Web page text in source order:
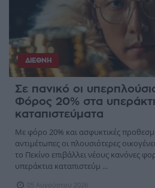
ΔΙΕΘΝΉ
Σε πανικό οι
Φόρος 20% στα
καταπιστεύματα
Με φόρο 20% και ασφυκτικές
αντιμέτωπες οι πλουσιότερες
το Πεκίνο επιβάλλει νέους κανόνες
υπεράκτια καταπιστεύμ ...
05 Αυγούστου 2026